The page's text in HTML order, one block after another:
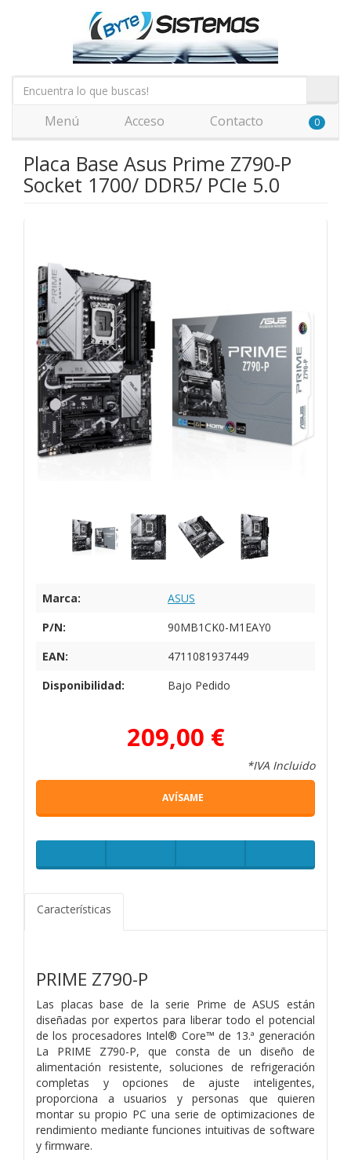
Menú Acceso Contacto 0
Placa Base Asus Prime Z790-P
Socket 1700/ DDR5/ PCIe 5.0
Marca:
ASUS
P/N:
90MB1CK0-M1EAY0
EAN:
4711081937449
Disponibilidad:
Bajo Pedido
209,00 €
*IVA Incluido
AVÍSAME
Características
PRIME Z790-P
Las placas base de la serie Prime de ASUS están
diseñadas por expertos para liberar todo el potencial
de los procesadores Intel® Core™ de 13.ª generación
La PRIME Z790-P, que consta de un diseño de
alimentación resistente, soluciones de refrigeración
completas y opciones de ajuste inteligentes,
proporciona a usuarios y personas que quieren
montar su propio PC una serie de optimizaciones de
rendimiento mediante funciones intuitivas de software
y firmware.